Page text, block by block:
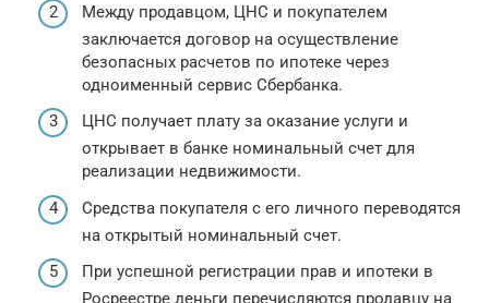
Между продавцом, ЦНС и покупателем
заключается договор на осуществление
безопасных расчетов по ипотеке через
одноименный сервис Сбербанка.
ЦНС получает плату за оказание услуги и
открывает в банке номинальный счет для
реализации недвижимости.
Средства покупателя с его личного переводятся
на открытый номинальный счет.
При успешной регистрации прав и ипотеки в
Росреестре деньги перечисляются продавцу на